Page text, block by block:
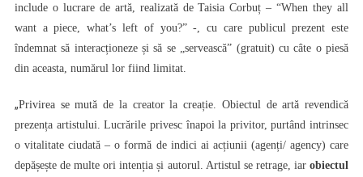
include o lucrare de artă, realizată de Taisia Corbuț – “When they all
want a piece, what’s left of you?” -, cu care publicul prezent este
îndemnat să interacționeze și să se „servească” (gratuit) cu câte o piesă
din aceasta, numărul lor fiind limitat.
„Privirea se mută de la creator la creație. Obiectul de artă revendică
prezența artistului. Lucrările privesc înapoi la privitor, purtând intrinsec
o vitalitate ciudată – o formă de indici ai acțiunii (agenți/ agency) care
depășește de multe ori intenția și autorul. Artistul se retrage, iarobiectul